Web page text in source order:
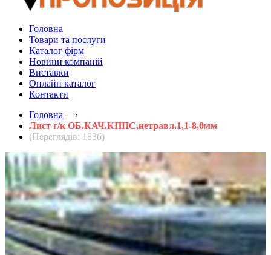
Головна
Товари та послуги
Каталог фірм
Новини компаній
Виставки
Онлайн каталог
Контакти
Головна —›
Лист г/к ОБ.КАЧ.КППС,нетравл.1,1-8,0мм
(Переглядів: 1836)